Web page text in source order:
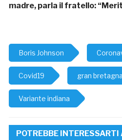
madre, parla il fratello:
Boris Johnson
Covid19 gran bretagna
Variante indiana
POTREBBE INTERESSARTI